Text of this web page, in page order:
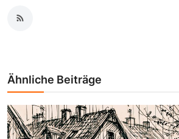
Ähnliche Beiträge